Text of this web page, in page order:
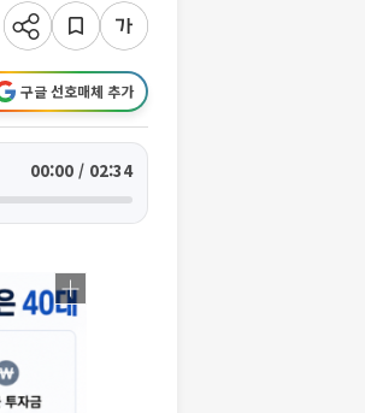
구글 선호매체 추가
00:00 / 02:34